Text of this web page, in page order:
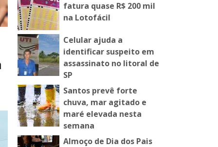
fatura quase R$ 200 mil
na Lotofácil
Celular ajuda a
identificar suspeito em
assassinato no litoral de
SP
Santos prevê forte
chuva, mar agitado e
maré elevada nesta
semana
Almoço de Dia dos Pais